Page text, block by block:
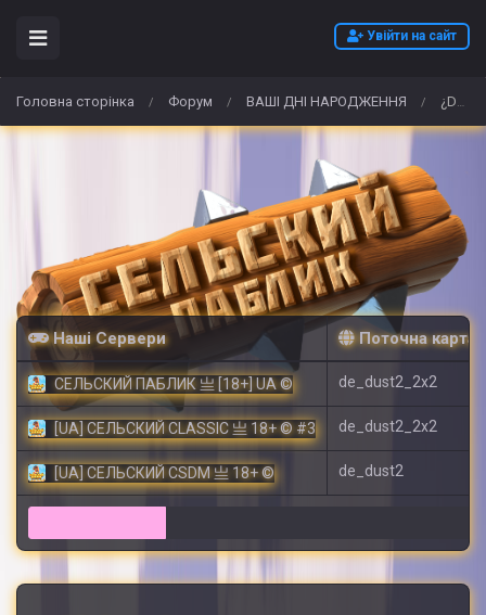
Увійти на сайт
Головна сторінка / Форум / ВАШІ ДНІ НАРОДЖЕННЯ / ¿Dónde puedo comprar Lormetazepam 2 mg de alta calidad sin receta en España?
Наші Сервери Поточна карта
СЕЛЬСКИЙ ПАБЛИК 亗 [18+] UA © de_dust2_2x2
[UA] СЕЛЬСКИЙ CLASSIC 亗 18+ © #3 de_dust2_2x2
[UA] СЕЛЬСКИЙ CSDM 亗 18+ © de_dust2